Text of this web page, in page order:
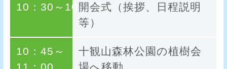
10：30～10：45開会式（挨拶、日程説明
等）
10：45～
十観山森林公園の植樹会